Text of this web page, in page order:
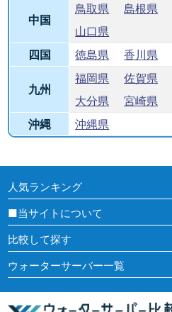
中国
鳥取県 島根県
山口県
四国
徳島県 香川県
九州
福岡県 佐賀県
大分県
宮崎県
沖縄
沖縄県
人気ランキング
■当サイトについて
比較して探す
ウォーターサーバー一覧